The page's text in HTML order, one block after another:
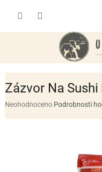
Zázvor Na Sushi
Průměrné
Neohodnoceno Podrobnosti